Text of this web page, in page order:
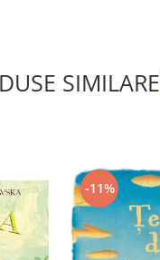
SIMILARE
-11%